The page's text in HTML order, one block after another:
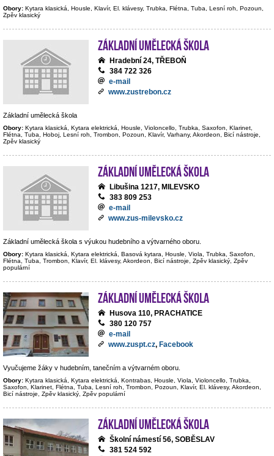
Obory: Kytara klasická, Housle, Klavír, El. klávesy, Trubka, Flétna, Tuba, Lesní roh, Pozoun,
Zpěv klasický
Základní umělecká škola
Hradební 24, TŘEBOŇ
384 722 326
e-mail
www.zustrebon.cz
Základní umělecká škola
Obory: Kytara klasická, Kytara elektrická, Housle, Violoncello, Trubka, Saxofon, Klarinet,
Flétna, Tuba, Hoboj, Lesní roh, Trombon, Pozoun, Klavír, Varhany, Akordeon, Bicí nástroje,
Zpěv klasický
Základní umělecká škola
Libušina 1217, MILEVSKO
383 809 253
e-mail
www.zus-milevsko.cz
Základní umělecká škola s výukou hudebního a výtvarného oboru.
Obory: Kytara klasická, Kytara elektrická, Basová kytara, Housle, Viola, Trubka, Saxofon,
Flétna, Tuba, Trombon, Klavír, El. klávesy, Akordeon, Bicí nástroje, Zpěv klasický, Zpěv
populární
Základní umělecká škola
Husova 110, PRACHATICE
380 120 757
e-mail
www.zuspt.cz, Facebook
Vyučujeme žáky v hudebním, tanečním a výtvarném oboru.
Obory: Kytara klasická, Kytara elektrická, Kontrabas, Housle, Viola, Violoncello, Trubka,
Saxofon, Klarinet, Flétna, Tuba, Lesní roh, Trombon, Pozoun, Klavír, El. klávesy, Akordeon,
Bicí nástroje, Zpěv klasický, Zpěv populární
Základní umělecká škola
Školní námestí 56, SOBĚSLAV
381 524 592